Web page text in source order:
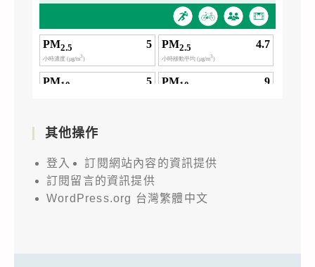
其他操作
登入
訂閱網站內容的資訊提供
訂閱留言的資訊提供
WordPress.org 台灣繁體中文